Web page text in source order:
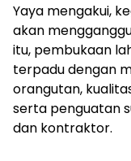
Yaya mengakui,
akan
itu, pembukaan
terpadu dengan
orangutan,
serta penguatan
dan kontraktor.